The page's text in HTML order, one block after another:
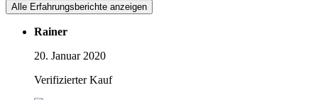
Alle Erfahrungsberichte anzeigen
Rainer
20. Januar 2020
Verifizierter Kauf